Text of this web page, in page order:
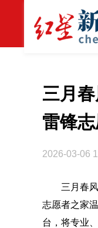
三月
雷锋
2026-03-06
三月春
志愿者之家
台，将专业